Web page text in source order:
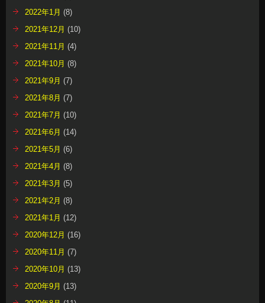
2022年1月 (8)
2021年12月 (10)
2021年11月 (4)
2021年10月 (8)
2021年9月 (7)
2021年8月 (7)
2021年7月 (10)
2021年6月 (14)
2021年5月 (6)
2021年4月 (8)
2021年3月 (5)
2021年2月 (8)
2021年1月 (12)
2020年12月 (16)
2020年11月 (7)
2020年10月 (13)
2020年9月 (13)